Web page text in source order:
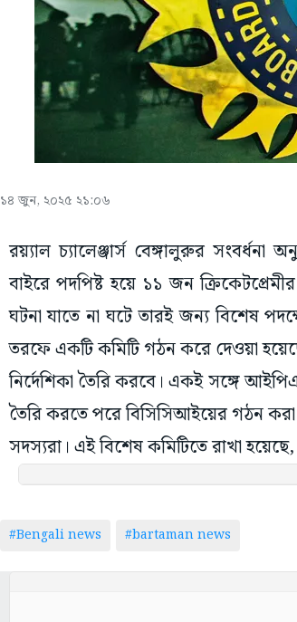
১৪ জুন, ২০২৫ ২১:০৬
রয়্যাল চ্যালেঞ্জার্স বেঙ্গালুরুর সংবর্ধনা
বাইরে পদপিষ্ট হয়ে ১১ জন
ঘটনা যাতে না ঘটে তারই জন্য বিশেষ
তরফে একটি কমিটি গঠন করে দেওয়া
নির্দেশিকা তৈরি করবে। একই সঙ্গে
তৈরি করতে পরে বিসিসিআইয়ের গঠন করা
সদস্যরা। এই বিশেষ কমিটিতে রাখা
#Bengali news #bartaman news